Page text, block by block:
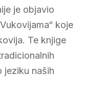
je objavio
koje
Te knjige
jeziku naših